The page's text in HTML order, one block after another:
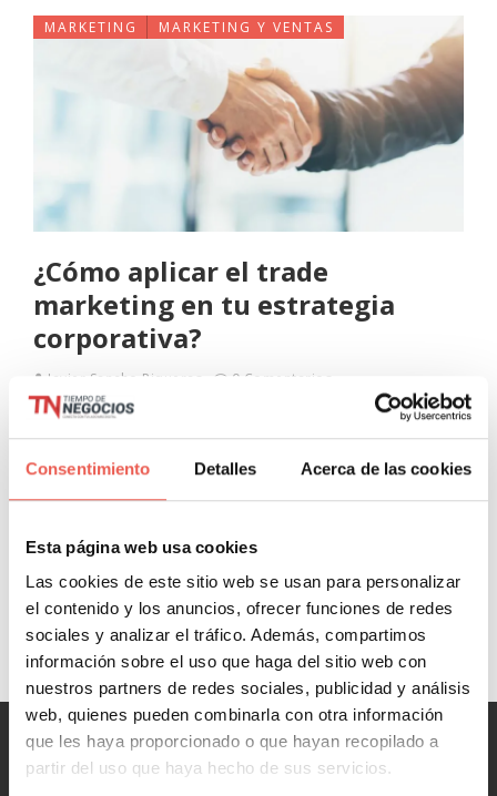
Consentimiento Detalles Acerca de las cookies
Esta página web usa cookies
Las cookies de este sitio web se usan para personalizar
el contenido y los anuncios, ofrecer funciones de redes
sociales y analizar el tráfico. Además, compartimos
información sobre el uso que haga del sitio web con
nuestros partners de redes sociales, publicidad y análisis
web, quienes pueden combinarla con otra información
que les haya proporcionado o que hayan recopilado a
partir del uso que haya hecho de sus servicios.
MARKETING MARKETING Y VENTAS
¿Cómo aplicar el trade
marketing en tu estrategia
corporativa?
Javier Sancho Piqueras 0 Comentarios
Las empresas conocen acerca de la importancia del
público consumidor no sabe que un producto existe, no
Leer más
MARKETING